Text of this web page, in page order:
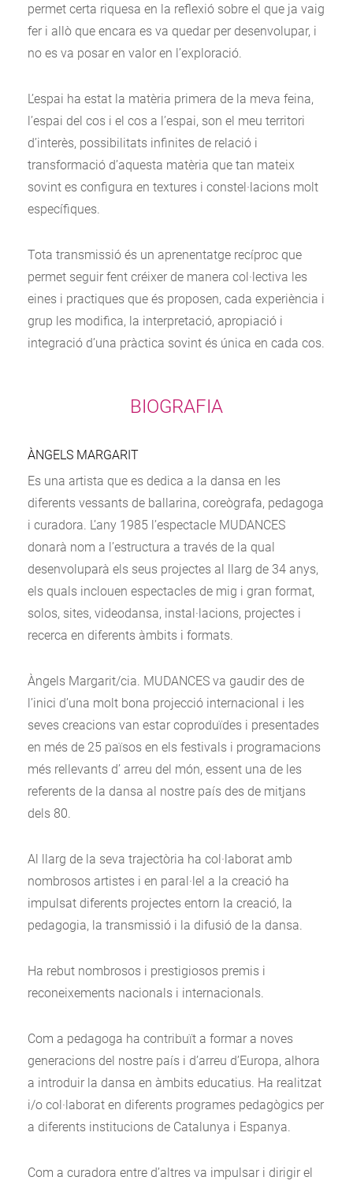
permet certa riquesa en la reflexió sobre el que ja vaig
fer i allò que encara es va quedar per desenvolupar, i
no es va posar en valor en l’exploració.
L’espai ha estat la matèria primera de la meva feina,
l’espai del cos i el cos a l’espai, son el meu territori
d’interès, possibilitats infinites de relació i
transformació d’aquesta matèria que tan mateix
sovint es configura en textures i constel·lacions molt
específiques.
Tota transmissió és un aprenentatge recíproc que
permet seguir fent créixer de manera col·lectiva les
eines i practiques que és proposen, cada experiència i
grup les modifica, la interpretació, apropiació i
integració d’una pràctica sovint és única en cada cos.
BIOGRAFIA
ÀNGELS MARGARIT
Es una artista que es dedica a la dansa en les
diferents vessants de ballarina, coreògrafa, pedagoga
i curadora. L’any 1985 l’espectacle MUDANCES
donarà nom a l’estructura a través de la qual
desenvoluparà els seus projectes al llarg de 34 anys,
els quals inclouen espectacles de mig i gran format,
solos, sites, videodansa, instal·lacions, projectes i
recerca en diferents àmbits i formats.
Àngels Margarit/cia. MUDANCES va gaudir des de
l’inici d’una molt bona projecció internacional i les
seves creacions van estar coproduïdes i presentades
en més de 25 països en els festivals i programacions
més rellevants d’ arreu del món, essent una de les
referents de la dansa al nostre país des de mitjans
dels 80.
Al llarg de la seva trajectòria ha col·laborat amb
nombrosos artistes i en paral·lel a la creació ha
impulsat diferents projectes entorn la creació, la
pedagogia, la transmissió i la difusió de la dansa.
Ha rebut nombrosos i prestigiosos premis i
reconeixements nacionals i internacionals.
Com a pedagoga ha contribuït a formar a noves
generacions del nostre país i d’arreu d’Europa, alhora
a introduir la dansa en àmbits educatius. Ha realitzat
i/o col·laborat en diferents programes pedagògics per
a diferents institucions de Catalunya i Espanya.
Com a curadora entre d’altres va impulsar i dirigir el